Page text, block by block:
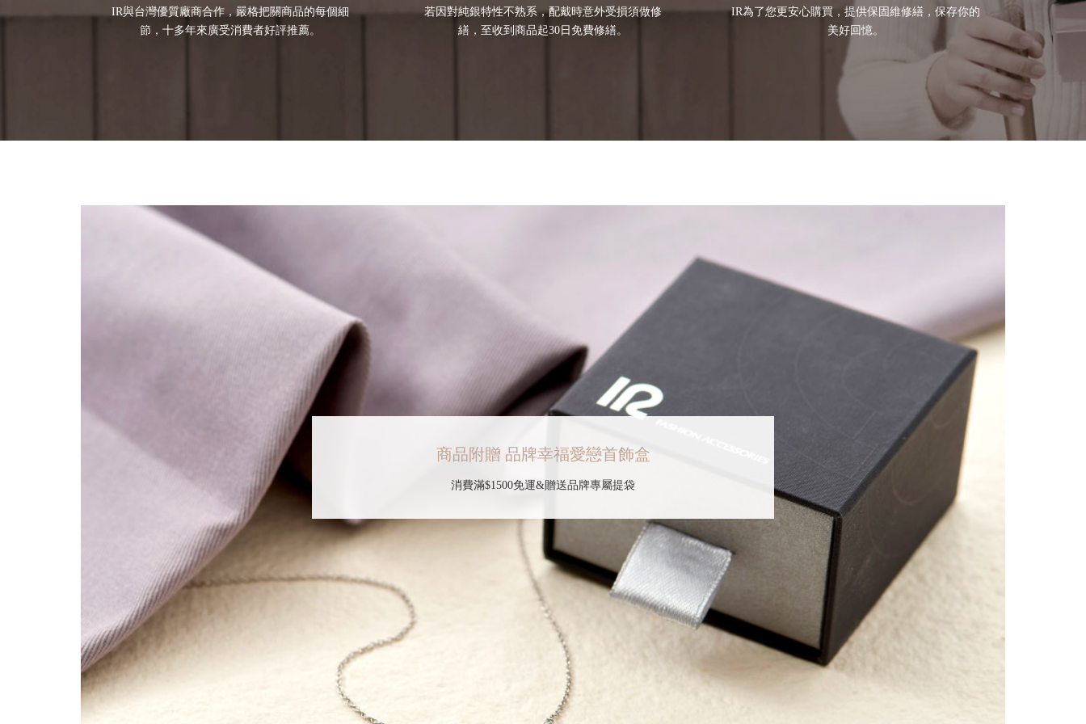
IR與台灣優質廠商合作，嚴格把關商品的每個細
節，十多年來廣受消費者好評推薦。
若因對純銀特性不熟系，配戴時意外受損須做修
繕，至收到商品起30日免費修繕。
IR為了您更安心購買，提供保固維修繕，保存你的
美好回憶。
商品附贈 品牌幸福愛戀首飾盒
消費滿$1500免運&贈送品牌專屬提袋